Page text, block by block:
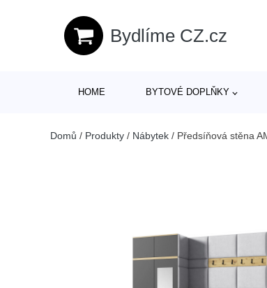
Bydlíme CZ.cz
HOME BYTOVÉ DOPLŇKY
Domů / Produkty / Nábytek / Předsíňová stěna